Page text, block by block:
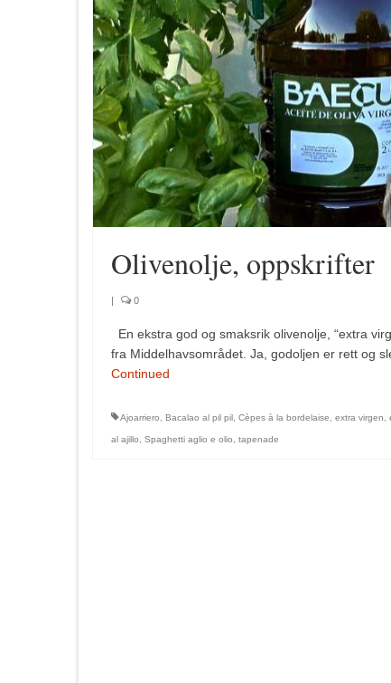
Olivenolje, oppskrifter
0
En ekstra god og smaksrik olivenolje, “extra
fra Middelhavsområdet. Ja, godoljen er rett og
Continued
Ajoarriero, Bacalao al pil pil, Cèpes à la bordelaise, extra virgen,
al ajillo, Spaghetti aglio e olio, tapenade